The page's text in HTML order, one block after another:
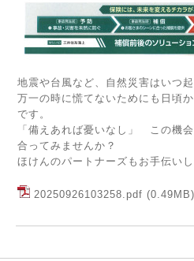
地震や台風など、自然災害はいつ
万一の時に慌てないためにも日頃
です。
「備えあれば憂いなし」 この機
合ってみませんか？
ほけんのパートナーズもお手伝いし
20250926103258.pdf (0.49MB)